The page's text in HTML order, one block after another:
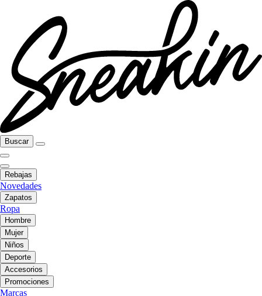
Buscar
Rebajas
Novedades
Zapatos
Ropa
Hombre
Mujer
Niños
Deporte
Accesorios
Promociones
Marcas